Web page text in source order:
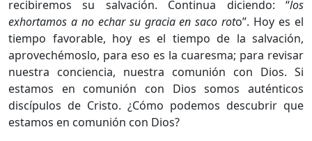
recibiremos su salvación. Continua diciendo: “los
exhortamos a no echar su gracia en saco roto”. Hoy es el
tiempo favorable, hoy es el tiempo de la salvación,
aprovechémoslo, para eso es la cuaresma; para revisar
nuestra conciencia, nuestra comunión con Dios. Si
estamos en comunión con Dios somos auténticos
discípulos de Cristo. ¿Cómo podemos descubrir que
estamos en comunión con Dios?